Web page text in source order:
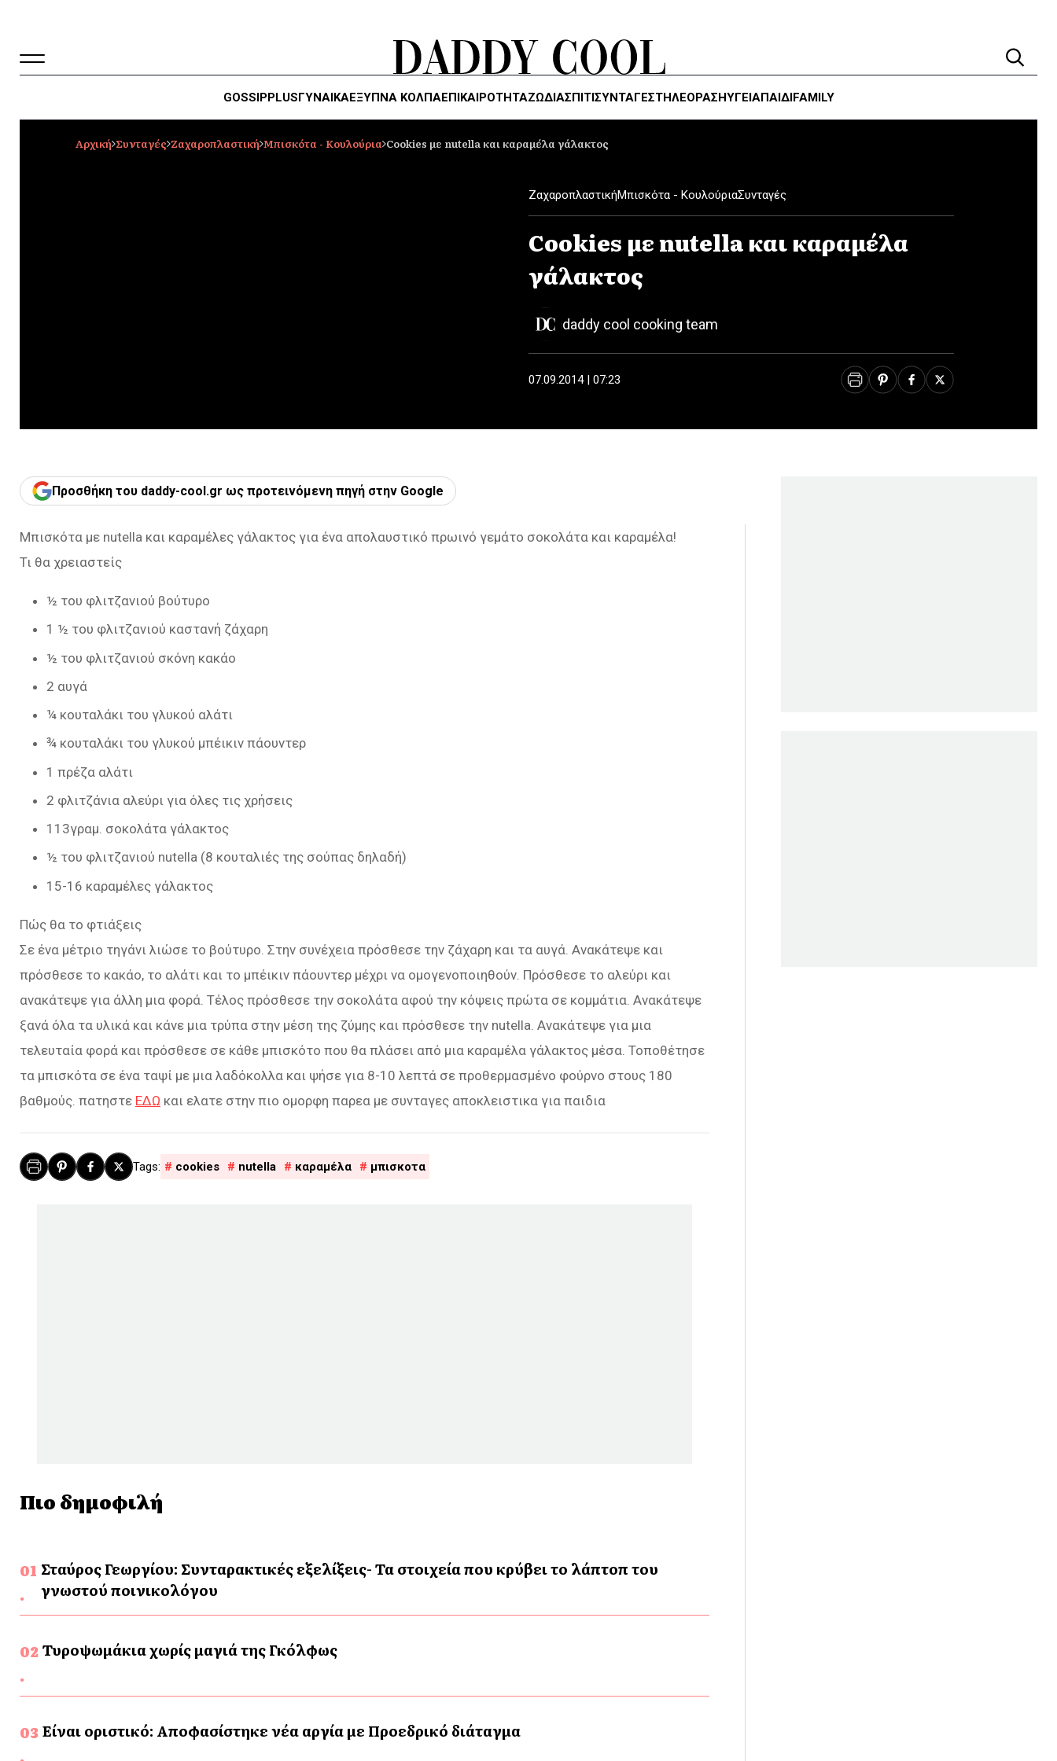
GOSSIPPLUSΓΥΝΑΙΚΑΈΞΥΠΝΑ ΚΌΛΠΑΕΠΙΚΑΙΡΟΤΗΤΑΖΏΔΙΑΣΠΙΤΙΣΥΝΤΑΓΕΣΤΗΛΕΌΡΑΣΗΥΓΕΊΑΠΑΙΔΙFAMILY
Αρχική Συνταγές Ζαχαροπλαστική Μπισκότα - Κουλούρια Cookies με nutella και καραμέλα γάλακτος
ΖαχαροπλαστικήΜπισκότα - ΚουλούριαΣυνταγές
Cookies με nutella και καραμέλα
γάλακτος
daddy cool cooking team
07.09.2014 | 07:23
Προσθήκη του daddy-cool.gr ως προτεινόμενη πηγή στην Google
Μπισκότα με nutella και καραμέλες γάλακτος για ένα απολαυστικό πρωινό γεμάτο σοκολάτα και καραμέλα!
Τι θα χρειαστείς
½ του φλιτζανιού βούτυρο
1 ½ του φλιτζανιού καστανή ζάχαρη
½ του φλιτζανιού σκόνη κακάο
2 αυγά
¼ κουταλάκι του γλυκού αλάτι
¾ κουταλάκι του γλυκού μπέικιν πάουντερ
1 πρέζα αλάτι
2 φλιτζάνια αλεύρι για όλες τις χρήσεις
113γραμ. σοκολάτα γάλακτος
½ του φλιτζανιού nutella (8 κουταλιές της σούπας δηλαδή)
15-16 καραμέλες γάλακτος
Πώς θα το φτιάξεις
Σε ένα μέτριο τηγάνι λιώσε το βούτυρο. Στην συνέχεια πρόσθεσε την ζάχαρη και τα αυγά. Ανακάτεψε και
πρόσθεσε το κακάο, το αλάτι και το μπέικιν πάουντερ μέχρι να ομογενοποιηθούν. Πρόσθεσε το αλεύρι και
ανακάτεψε για άλλη μια φορά. Τέλος πρόσθεσε την σοκολάτα αφού την κόψεις πρώτα σε κομμάτια. Ανακάτεψε
ξανά όλα τα υλικά και κάνε μια τρύπα στην μέση της ζύμης και πρόσθεσε την nutella. Ανακάτεψε για μια
τελευταία φορά και πρόσθεσε σε κάθε μπισκότο που θα πλάσει από μια καραμέλα γάλακτος μέσα. Τοποθέτησε
τα μπισκότα σε ένα ταψί με μια λαδόκολλα και ψήσε για 8-10 λεπτά σε προθερμασμένο φούρνο στους 180
βαθμούς. πατηστε ΕΔΩ και ελατε στην πιο ομορφη παρεα με συνταγες αποκλειστικα για παιδια
cookies nutella καραμέλα μπισκοτα
Πιο δημοφιλή
Σταύρος Γεωργίου: Συνταρακτικές εξελίξεις- Τα στοιχεία που κρύβει το λάπτοπ του
γνωστού ποινικολόγου
Τυροψωμάκια χωρίς μαγιά της Γκόλφως
Είναι οριστικό: Αποφασίστηκε νέα αργία με Προεδρικό διάταγμα